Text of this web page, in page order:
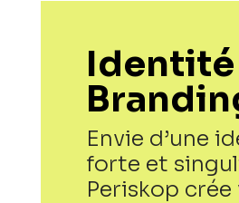
Identité
Envie d’une
forte et
Periskop